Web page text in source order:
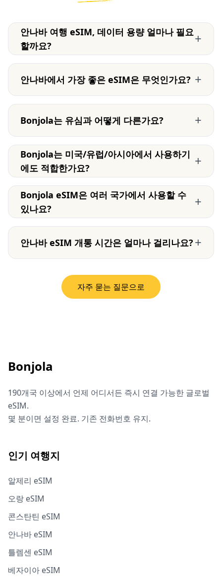
안나바 여행 eSIM, 데이터 용량 얼마나 필요
할까요?
+
안나바에서 가장 좋은 eSIM은 무엇인가요? +
Bonjola는 유심과 어떻게 다른가요? +
Bonjola는 미국/유럽/아시아에서 사용하기
에도 적합한가요?
+
Bonjola eSIM은 여러 국가에서 사용할 수
있나요?
+
안나바 eSIM 개통 시간은 얼마나 걸리나요? +
자주 묻는 질문으로
Bonjola
190개국 이상에서 언제 어디서든 즉시 연결 가능한 글로벌
eSIM.
몇 분이면 설정 완료. 기존 전화번호 유지.
인기 여행지
알제리 eSIM
오랑 eSIM
콘스탄틴 eSIM
안나바 eSIM
틀렘센 eSIM
베자이아 eSIM